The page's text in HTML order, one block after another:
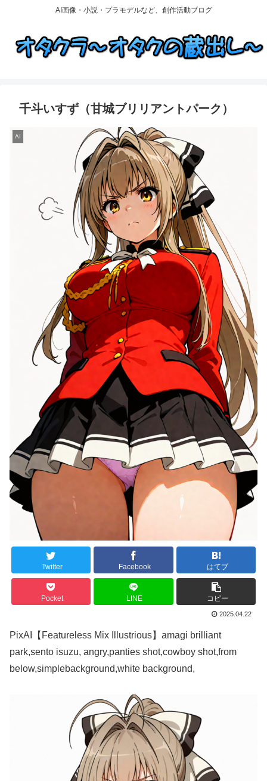
AI画像・小説・プラモデルなど、創作活動ブログ
千斗いすず（甘城ブリリアントパーク）
AI
Twitter Facebook はてブ
Pocket LINE コピー
2025.04.22
PixAI【Featureless Mix Illustrious】amagi brilliant
park,sento isuzu, angry,panties shot,cowboy shot,from
below,simplebackground,white background,